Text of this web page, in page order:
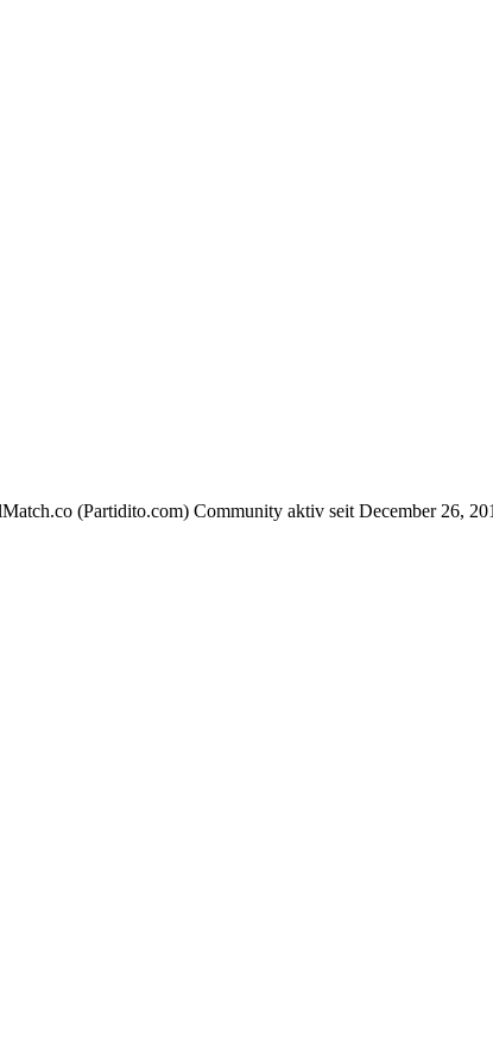
(Partidito.com) Community aktiv seit December 26,